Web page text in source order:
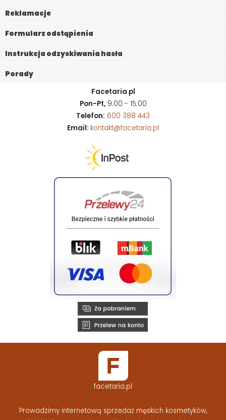
Reklamacje
Formularz odstąpienia
Instrukcja odzyskiwania hasła
Porady
Facetaria.pl
Pon-Pt,9:00 - 15:00
Telefon: 600 388 443
Email: kontakt@facetaria.pl
facetaria.pl
Prowadzimy internetową sprzedaż męskich kosmetyków,